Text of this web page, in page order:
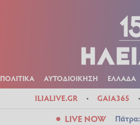
ΠΟΛΙΤΙΚΑ ΑΥΤΟΔΙΟΙΚΗΣΗ ΕΛΛΑΔΑ
ILIALIVE.GR GAIA365
LIVE NOW